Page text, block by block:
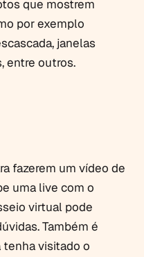
que mostrem
por exemplo
janelas
entre outros.
fazerem um vídeo de
uma live com o
virtual pode
Também é
visitado o